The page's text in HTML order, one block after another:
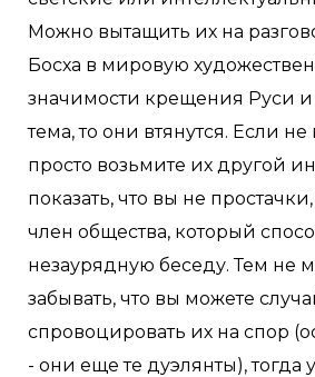
Можно вытащить их на
Босха в мировую
значимости крещения Руси и
тема, то они втянутся. Если не
просто возьмите их другой
показать, что вы не
член общества, который
незаурядную беседу. Тем не
забывать, что вы можете
спровоцировать их на спор
- они еще те дуэлянты), тогда